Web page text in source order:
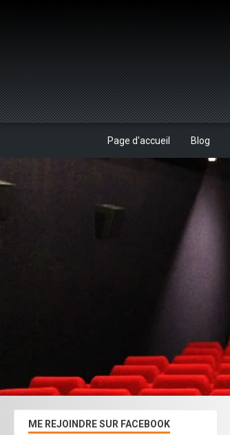
Page d'accueil Blog
ME REJOINDRE SUR FACEBOOK